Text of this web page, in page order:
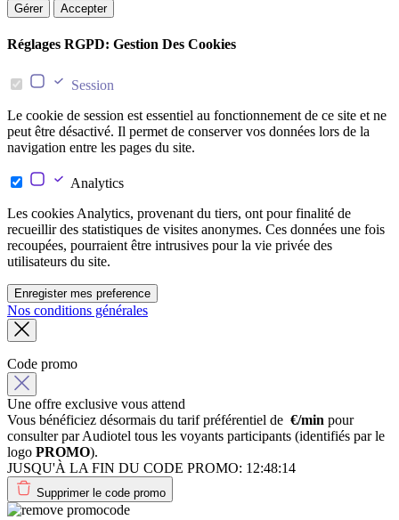
Gérer Accepter
Réglages RGPD: Gestion Des Cookies
Session
Le cookie de session est essentiel au fonctionnement de ce site et ne
peut être désactivé. Il permet de conserver vos données lors de la
navigation entre les pages du site.
Analytics
Les cookies Analytics, provenant du tiers, ont pour finalité de
recueillir des statistiques de visites anonymes. Ces données une fois
recoupées, pourraient être intrusives pour la vie privée des
utilisateurs du site.
Enregister mes preference
Nos conditions générales
Code promo
Une offre exclusive vous attend
Vous bénéficiez désormais du tarif préférentiel de €/min pour
consulter par Audiotel tous les voyants participants (identifiés par le
logo PROMO).
JUSQU'À LA FIN DU CODE PROMO: 12:48:14
Supprimer le code promo